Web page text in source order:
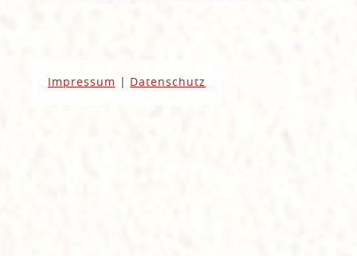
Impressum | Datenschutz